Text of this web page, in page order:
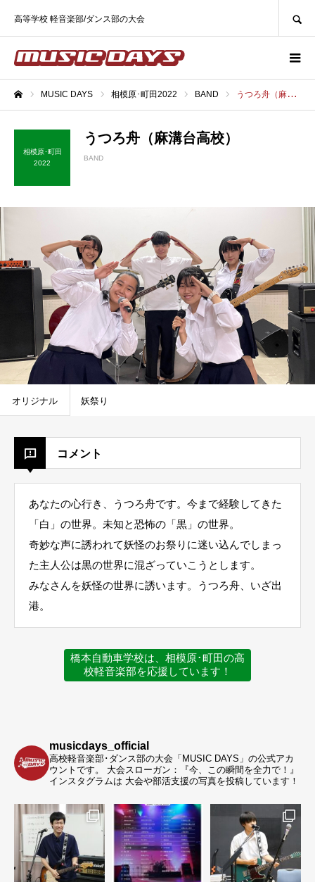
高等学校 軽音楽部/ダンス部の大会
MUSIC DAYS 相模原･町田2022 BAND うつろ舟（麻溝台高校）
相模原･町田
2022
うつろ舟（麻溝台高校）
BAND
オリジナル 妖祭り
コメント
あなたの心行き、うつろ舟です。今まで経験してきた
「白」の世界。未知と恐怖の「黒」の世界。
奇妙な声に誘われて妖怪のお祭りに迷い込んでしまっ
た主人公は黒の世界に混ざっていこうとします。
みなさんを妖怪の世界に誘います。うつろ舟、いざ出
港。
橋本自動車学校は、相模原･町田の高
校軽音楽部を応援しています！
musicdays_official
高校軽音楽部･ダンス部の大会「MUSIC DAYS」の公式アカ
ウントです。
大会スローガン：『今、この瞬間を全力で！』
インスタグラムは 大会や部活支援の写真を投稿しています！